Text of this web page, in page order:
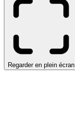
Regarder en plein écran